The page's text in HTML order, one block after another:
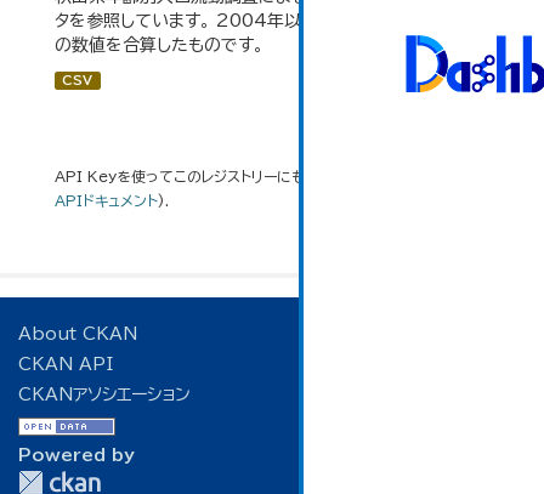
タを参照しています。 2004年以前の数値は合併前市町村
の数値を合算したものです。
CSV
API Keyを使ってこのレジストリーにもアクセス可能です
APIドキュメント).
About CKAN
CKAN API
CKANアソシエーション
Powered by